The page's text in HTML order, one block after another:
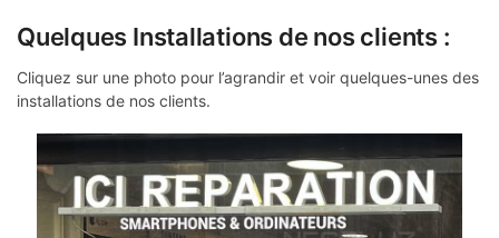
Quelques Installations de nos clients :
Cliquez sur une photo pour l’agrandir et voir quelques-unes des
installations de nos clients.